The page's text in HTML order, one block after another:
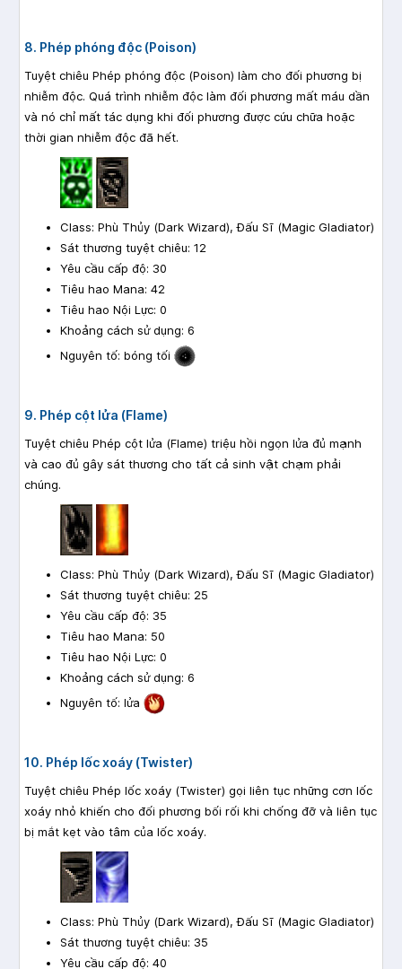
8. Phép phóng độc (Poison)
Tuyệt chiêu Phép phóng độc (Poison) làm cho đối phương bị
nhiễm độc. Quá trình nhiễm độc làm đối phương mất máu dần
và nó chỉ mất tác dụng khi đối phương được cứu chữa hoặc
thời gian nhiễm độc đã hết.
Class: Phù Thủy (Dark Wizard), Đấu Sĩ (Magic Gladiator)
Sát thương tuyệt chiêu: 12
Yêu cầu cấp độ: 30
Tiêu hao Mana: 42
Tiêu hao Nội Lực: 0
Khoảng cách sử dụng: 6
Nguyên tố: bóng tối
9. Phép cột lửa (Flame)
Tuyệt chiêu Phép cột lửa (Flame) triệu hồi ngọn lửa đủ mạnh
và cao đủ gây sát thương cho tất cả sinh vật chạm phải
chúng.
Class: Phù Thủy (Dark Wizard), Đấu Sĩ (Magic Gladiator)
Sát thương tuyệt chiêu: 25
Yêu cầu cấp độ: 35
Tiêu hao Mana: 50
Tiêu hao Nội Lực: 0
Khoảng cách sử dụng: 6
Nguyên tố: lửa
10. Phép lốc xoáy (Twister)
Tuyệt chiêu Phép lốc xoáy (Twister) gọi liên tục những cơn lốc
xoáy nhỏ khiến cho đối phương bối rối khi chống đỡ và liên tục
bị mắt kẹt vào tâm của lốc xoáy.
Class: Phù Thủy (Dark Wizard), Đấu Sĩ (Magic Gladiator)
Sát thương tuyệt chiêu: 35
Yêu cầu cấp độ: 40